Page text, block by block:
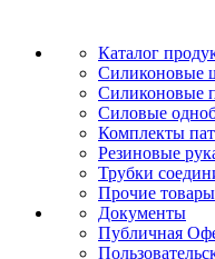
Каталог
Силиконовые
Силиконовые
Силовые
Комплекты
Резиновые
Трубки
Прочие товары
Документы
Публичная